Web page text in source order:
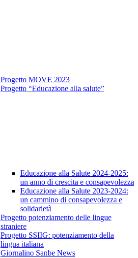
Progetto MOVE 2023
Progetto “Educazione alla salute”
Educazione alla Salute 2024-2025:
un anno di crescita e consapevolezza
Educazione alla Salute 2023‑2024:
un cammino di consapevolezza e
solidarietà
Progetto potenziamento delle lingue
straniere
Progetto SSIIG: potenziamento della
lingua italiana
Giornalino Sanbe News